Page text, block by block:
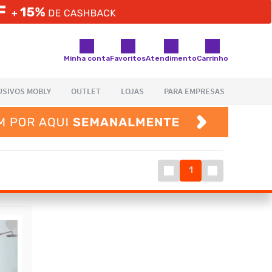
Minha contaFavoritosAtendimentoCarrinho
1